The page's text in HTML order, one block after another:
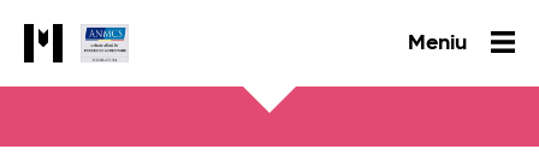
Meniu